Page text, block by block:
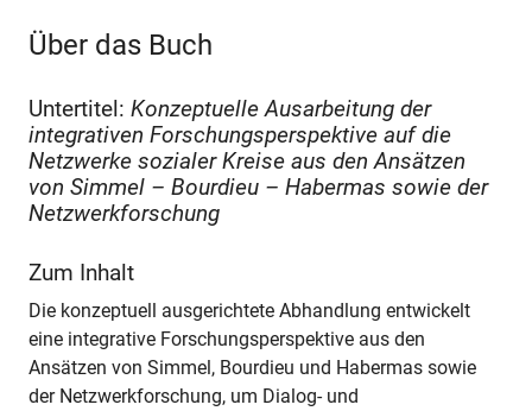
Über das Buch
Untertitel: Konzeptuelle Ausarbeitung der
integrativen Forschungsperspektive auf die
Netzwerke sozialer Kreise aus den Ansätzen
von Simmel – Bourdieu – Habermas sowie der
Netzwerkforschung
Zum Inhalt
Die konzeptuell ausgerichtete Abhandlung entwickelt
eine integrative Forschungsperspektive aus den
Ansätzen von Simmel, Bourdieu und Habermas sowie
der Netzwerkforschung, um Dialog- und